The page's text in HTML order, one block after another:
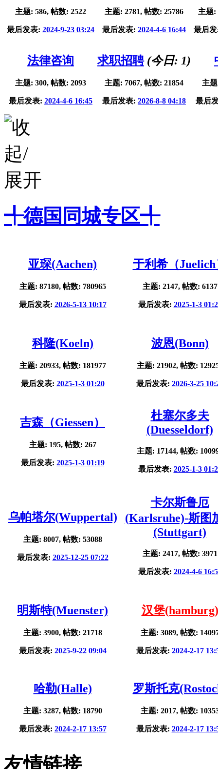
主题: 586, 帖数: 2522
最后发表: 2024-9-23 03:24
主题: 2781, 帖数: 25786
最后发表: 2024-4-6 16:44
主题:
最后
法律咨询
主题: 300, 帖数: 2093
最后发表: 2024-4-6 16:45
求职招聘(今日: 1)
主题: 7067, 帖数: 21854
最后发表: 2026-8-8 04:18
主
最后
╃德国同城专区╃
亚琛(Aachen)
主题: 87180, 帖数: 780965
最后发表: 2026-5-13 10:17
于利希（Juelich
主题: 2147, 帖数: 6137
最后发表: 2025-1-3
科隆(Koeln)
主题: 20933, 帖数: 181977
最后发表: 2025-1-3 01:20
波恩(Bonn)
主题: 21902, 帖数:
最后发表: 2026-3-25
吉森（Giessen）
主题: 195, 帖数: 267
最后发表: 2025-1-3 01:19
杜塞尔多夫
(Duesseldorf)
主题: 17144, 帖数:
最后发表: 2025-1-3
乌帕塔尔(Wuppertal)
主题: 8007, 帖数: 53088
最后发表: 2025-12-25 07:22
卡尔斯鲁厄
(Karlsruhe)-斯图
(Stuttgart)
主题: 2417, 帖数: 3971
最后发表: 2024-4-6
明斯特(Muenster)
主题: 3900, 帖数: 21718
最后发表: 2025-9-22 09:04
汉堡(hamburg)
主题: 3089, 帖数:
最后发表: 2024-2-17
哈勒(Halle)
主题: 3287, 帖数: 18790
最后发表: 2024-2-17 13:57
罗斯托克
主题: 2017, 帖数:
最后发表: 2024-2-17
友情链接